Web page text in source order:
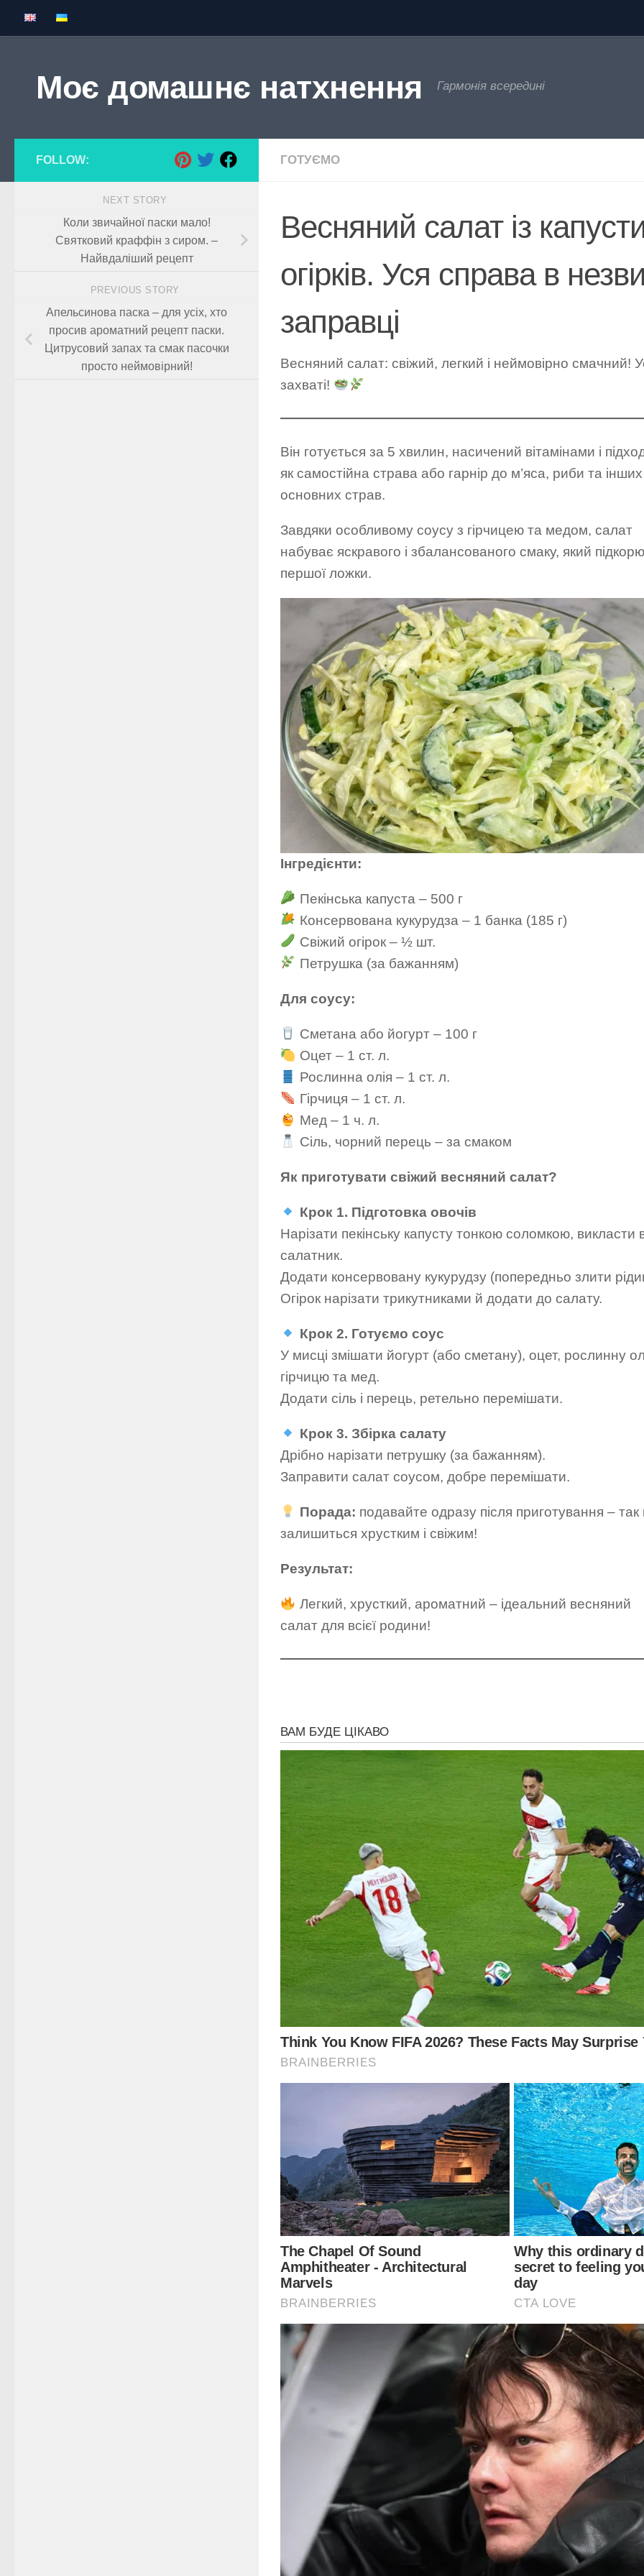
Skip to content
Моє домашнє натхнення Гармонія всередині
ГОТУЄМО
Весняний салат із
огірків. Уся справа в
заправці
Весняний салат: свіжий, легкий і неймовірно смачний!
захваті!
Він готується за 5 хвилин, насичений вітамінами і
як самостійна страва або гарнір до м’яса, риби та інших
основних страв.
Завдяки особливому соусу з гірчицею та медом, салат
набуває яскравого і збалансованого смаку, який
першої ложки.
Інгредієнти:
Пекінська капуста – 500 г
Консервована кукурудза – 1 банка (185 г)
Свіжий огірок – ½ шт.
Петрушка (за бажанням)
Для соусу:
Сметана або йогурт – 100 г
Оцет – 1 ст. л.
Рослинна олія – 1 ст. л.
Гірчиця – 1 ст. л.
Мед – 1 ч. л.
Сіль, чорний перець – за смаком
Як приготувати свіжий весняний салат?
Крок 1. Підготовка овочів
Нарізати пекінську капусту тонкою соломкою, викласти
салатник.
Додати консервовану кукурудзу (попередньо злити
Огірок нарізати трикутниками й додати до салату.
Крок 2. Готуємо соус
У мисці змішати йогурт (або сметану), оцет, рослинну
гірчицю та мед.
Додати сіль і перець, ретельно перемішати.
Крок 3. Збірка салату
Дрібно нарізати петрушку (за бажанням).
Заправити салат соусом, добре перемішати.
Порада: подавайте одразу після приготування – так
залишиться хрустким і свіжим!
Результат:
Легкий, хрусткий, ароматний – ідеальний весняний
салат для всієї родини!
FOLLOW:
NEXT STORY
Коли звичайної паски мало!
Cвятковий краффін з сиром. –
Найвдаліший рецепт
PREVIOUS STORY
Апельсинова паска – для усіх, хто
просив ароматний рецепт паски.
Цитрусовий запах та смак пасочки
просто неймовірний!